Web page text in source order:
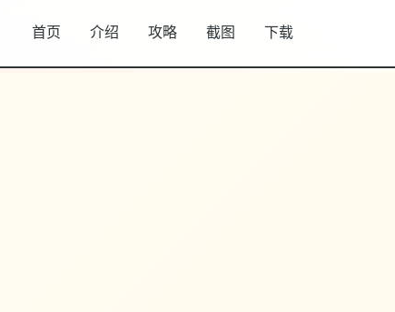
首页 介绍 攻略 截图 下载